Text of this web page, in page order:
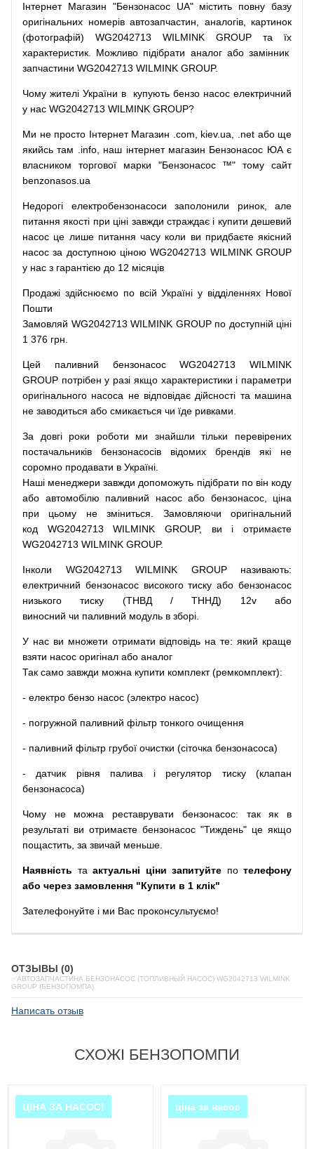
Інтернет Магазин "Бензонасос UA" містить повну базу
оригінальних номерів автозапчастин аналогів,
картинок
(фотографій) WG2042713 WILMINK GROUP та їх
характеристик. Можливо підібрати аналог або замінник
запчастини WG2042713 WILMINK GROUP.
Чому жителі України в купують бензо насос електричний
у нас WG2042713 WILMINK GROUP?
Ми не просто Інтернет Магазин .com kiev.ua .net або ще
якийсь там .info, наш інтернет магазин Бензонасос ЮА є
власником
торгової марки "Бензонасос ™" тому
сайт
benzonasos.ua
Недорогі електробензонасоси заполонили ринок,
але
питання якості при ціні завжди страждає і купити дешевий
насос це лише питання часу коли ви придбаєте якісний
насос за доступною ціною WG2042713 WILMINK GROUP
у нас з гарантією до 12 місяців
Продажі здійснюємо по всій Україні у відділеннях Нової
Пошти
Замовляй WG2042713 WILMINK GROUP по доступній ціні
1 376 грн.
Цей паливний бензонасосWG2042713 WILMINK
GROUP потрібен у разі якщо характеристики і параметри
оригінального насоса не відповідає дійсності та машина
не заводиться або смикається чи їде ривками
За довгі роки роботи ми знайшли тільки
перевірених
постачальників
бензонасосів відомих брендів які
не
соромно продавати в Україні.
Наші менеджери завжди допоможуть підібрати по він коду
або автомобілю паливний насос або бензонасос,
ціна
при
цьому не зміниться Замовляючи
оригінальний
код WG2042713 WILMINK GROUP, ви і отримаєте
WG2042713 WILMINK GROUP.
Інколи WG2042713 WILMINK GROUP називають:
електричний бензонасос високого тиску або бензонасос
низького
тиску (ТНВД / ТННД) 12v
або
виносний чи паливний модуль в зборі
У нас ви множети отримати відповідь на те: який краще
взяти насос оригінал або аналог
Так само завжди можна купити комплект (ремкомплект):
- електро бензо насос (электро насос)
- погружной паливний фільтр тонкого очищення
- паливний фільтр грубої очистки (сіточка бензонасоса)
- датчик рівня палива і регулятор тиску (клапан
бензонасоса)
Чому не можна реставрувати бензонасос: так як
в
результаті ви отримаєте бензонасос "Тиждень" це якщо
пощастить, за звичай меньше.
Наявність та актуальні ціни запитуйте по телефону
або через замовлення "Купити в 1 клік"
Зателефонуйте і ми Вас проконсультуємо!
ОТЗЫВЫ (0)
✅АВТОЗАПЧАСТИНА БЕНЗОНАСОС (ТОПЛИВНЫЙ НАСОС) WG2042713 WILMINK
GROUP (БЕНЗОПОМПА)
Написать отзыв
СХОЖІ БЕНЗОПОМПИ
ЦІНА ЗА НАСОС! ціна за насос